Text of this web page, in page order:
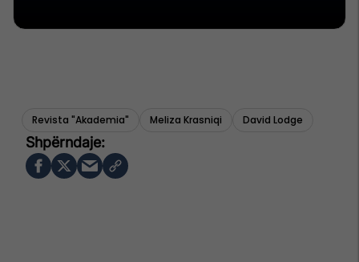
Revista "akademia" Meliza Krasniqi David Lodge